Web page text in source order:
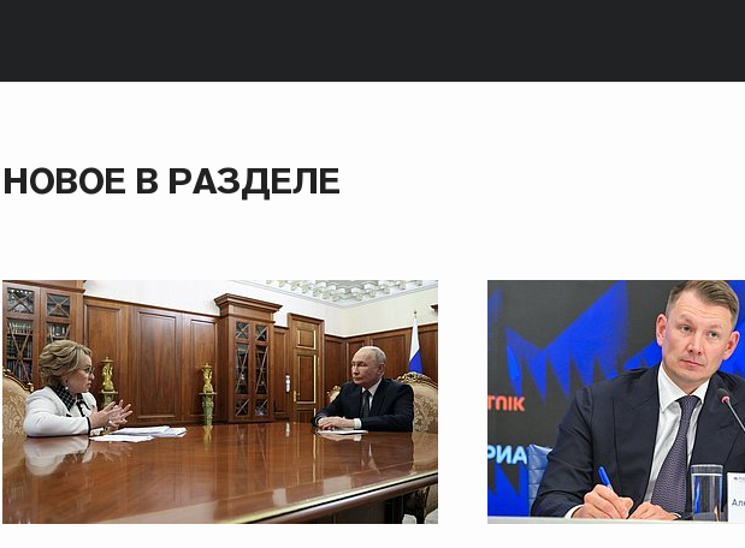
НОВОЕ В РАЗДЕЛЕ